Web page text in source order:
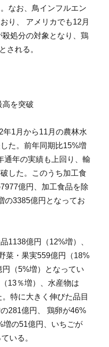
なお、鳥インフルエン
り、 アメリカでも12月
処分の対象となり、鶏
される。
高を突破
年1月から11月の農林水
た。前年同期比15%増
通年の実績も上回り、輸
した。このうち加工食
億円、加工食品を除
の3385億円となってお
1138億円（12%増）、
菜・果実559億円（18%
（5%増）となってい
13％増）、水産物は
特に大きく伸びた品目
281億円、 鶏卵が46%
増の51億円、いちごが
いる。